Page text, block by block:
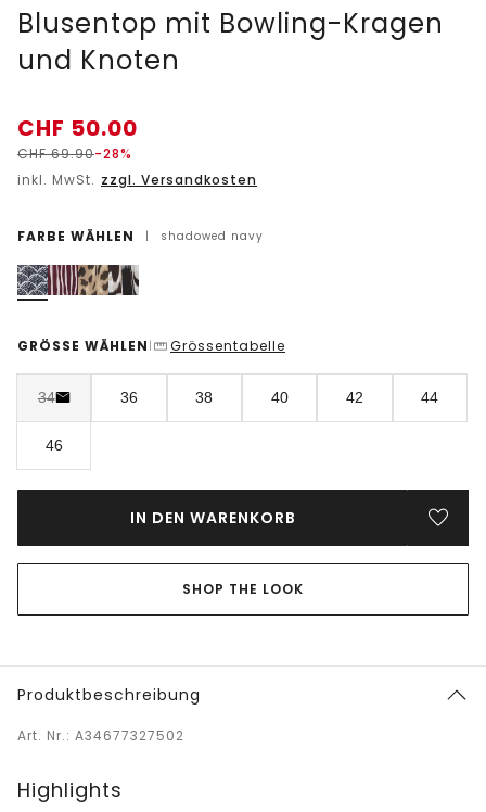
Blusentop mit Bowling-Kragen
und Knoten
CHF 50.00
CHF69.90-28%
inkl. MwSt. zzgl. Versandkosten
FARBE WÄHLEN | shadowed navy
GRÖSSE WÄHLEN | Grössentabelle
34 36 38 40 42 44
46
IN DEN WARENKORB
SHOP THE LOOK
Produktbeschreibung
Art. Nr.: A34677327502
Highlights